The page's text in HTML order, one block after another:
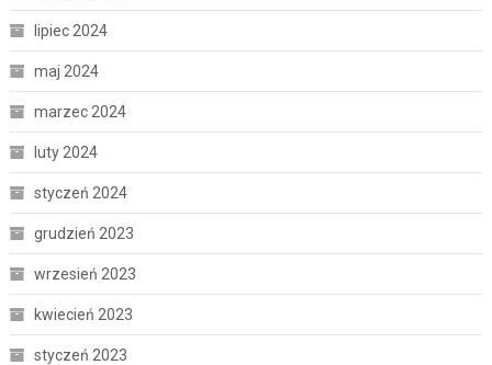
lipiec 2024
maj 2024
marzec 2024
luty 2024
styczeń 2024
grudzień 2023
wrzesień 2023
kwiecień 2023
styczeń 2023